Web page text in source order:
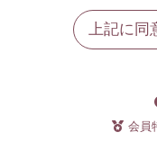
上記に同
会員